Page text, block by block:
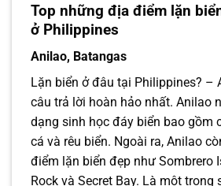
Top những địa điểm lặn
ở Philippines
Anilao, Batangas
Lặn biển ở đâu tại Philippines? –
câu trả lời hoàn hảo nhất. Anilao
dạng sinh học đáy biển bao gồm
cá và rêu biển. Ngoài ra, Anilao
điểm lặn biển đẹp như Sombrero
Rock và Secret Bay. Là một